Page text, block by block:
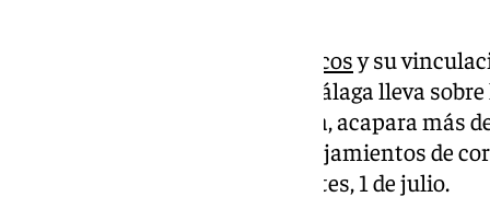
pisos turísticosy su
vivienda es un asunto que en Málaga lleva
capital de la Costa del Sol, ahora, acapara más
número de registro para que alojamientos de
legalmente a partir de este martes, 1 de julio.